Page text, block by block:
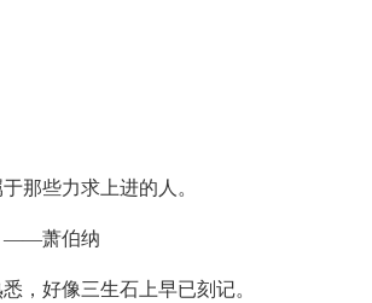
那些力求上进的人。
——萧伯纳
，好像三生石上早已刻记。